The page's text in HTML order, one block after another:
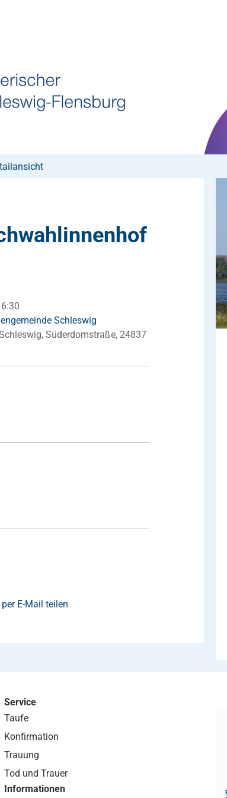
Schleswig
Süderdomstraße, 24837
per E-Mail teilen
Service
Taufe
Konfirmation
Trauung
Tod und Trauer
Informationen